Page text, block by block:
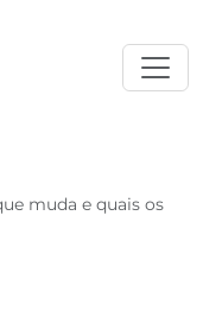
muda e quais os